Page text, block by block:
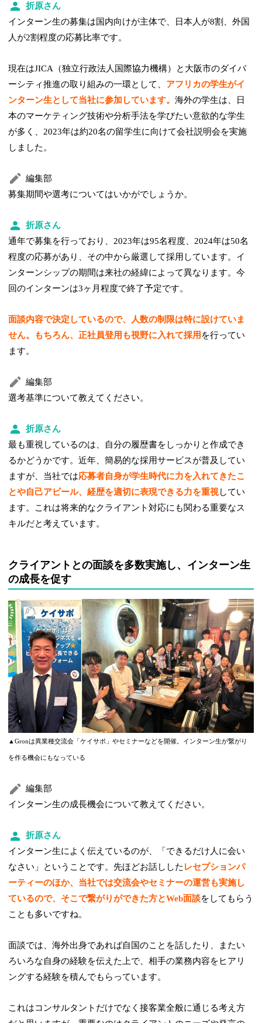
折原さん
インターン生の募集は国内向けが主体で、日本人が8割、外国
人が2割程度の応募比率です。
現在はJICA（独立行政法人国際協力機構）と大阪市のダイバ
ーシティ推進の取り組みの一環として、 アフリカの学生がイ
ンターン生として当社に参加しています。海外の学生は、日
本のマーケティング技術や分析手法を学びたい意欲的な学生
が多く、2023年は約20名の留学生に向けて会社説明会を実施
しました。
編集部
募集期間や選考についてはいかがでしょうか。
折原さん
通年で募集を行っており、2023年は95名程度、2024年は50名
程度の応募があり、その中から厳選して採用しています。イ
ンターンシップの期間は来社の経緯によって異なります。今
回のインターンは3ヶ月程度で終了予定です。
面談内容で決定しているので、人数の制限は特に設けていま
せん。もちろん、正社員登用も視野に入れて採用 を行ってい
ます。
編集部
選考基準について教えてください。
折原さん
最も重視しているのは、自分の履歴書をしっかりと作成でき
るかどうかです。近年、簡易的な採用サービスが普及してい
ますが、当社では応募者自身が学生時代に力を入れてきたこ
とや自己アピール、経歴を適切に表現できる力を重視してい
ます。これは将来的なクライアント対応にも関わる重要なス
キルだと考えています。
クライアントとの面談を多数実施し、インターン生
の成長を促す
▲Gronは異業種交流会「ケイサポ」やセミナーなどを開催。インターン生が繋がり
を作る機会にもなっている
編集部
インターン生の成長機会について教えてください。
折原さん
インターン生によく伝えているのが、「できるだけ人に会い
なさい」ということです。先ほどお話しした レセプションパ
ーティーのほか、当社では交流会やセミナーの運営も実施し
ているので、そこで繋がりができた方とWeb面談をしてもらう
ことも多いですね。
面談では、海外出身であれば自国のことを話したり、またい
ろいろな自身の経験を伝えた上で、相手の業務内容をヒアリ
ングする経験を積んでもらっています。
これはコンサルタントだけでなく接客業全般に通じる考え方